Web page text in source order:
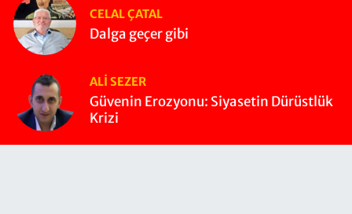
CELAL ÇATAL
Dalga geçer gibi
ALI SEZER
Güvenin Erozyonu: Siyasetin Dürüstlük
Krizi